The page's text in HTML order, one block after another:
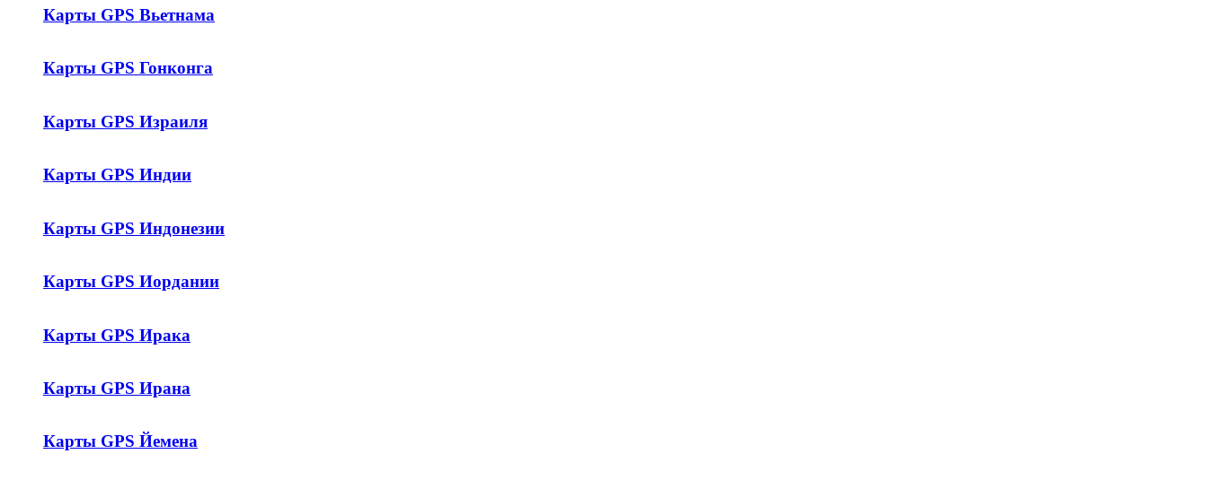
Карты GPS Вьетнама
Карты GPS Гонконга
Карты GPS Израиля
Карты GPS Индии
Карты GPS Индонезии
Карты GPS Иордании
Карты GPS Ирака
Карты GPS Ирана
Карты GPS Йемена